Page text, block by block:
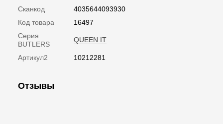
Сканкод
4035644093930
Код товара
16497
Серия
BUTLERS
QUEEN IT
Артикул2 10212281
Отзывы